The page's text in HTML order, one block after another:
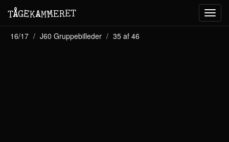
TÅGEKAMMERET
16/17 J60 Gruppebilleder 35 af 46